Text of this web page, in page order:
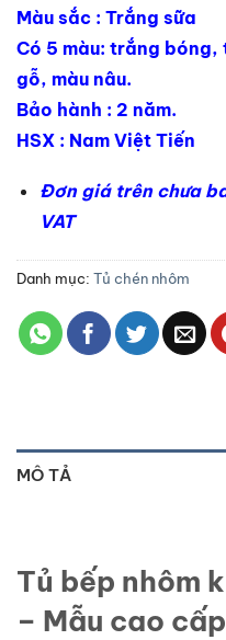
Màu sắc : Trắng sữa
Có 5 màu: trắng
gỗ, màu nâu.
Bảo hành : 2 năm.
HSX : Nam Việt Tiến
Đơn giá trên chưa
VAT
Danh mục: Tủ chén nhôm
MÔ TẢ
Tủ bếp nhôm
– Mẫu cao cấp